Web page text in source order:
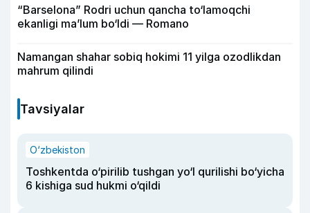
“Barselona” Rodri uchun qancha to‘lamoqchi
ekanligi ma’lum bo‘ldi — Romano
Namangan shahar sobiq hokimi 11 yilga ozodlikdan
mahrum qilindi
Tavsiyalar
O‘zbekiston
Toshkentda o‘pirilib tushgan yo‘l qurilishi bo‘yicha
6 kishiga sud hukmi o‘qildi